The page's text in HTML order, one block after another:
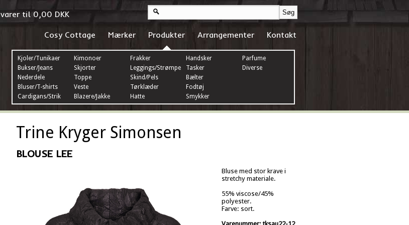
varer til0,00 DKK
Cosy Cottage Mærker Produkter
Kjoler/Tunikaer
Bukser/Jeans
Nederdele
Bluser/T-shirts
Cardigans/Strik
Kimonoer
Skjorter
Toppe
Veste
Blazere/Jakke
Frakker
Leggings/Strømper
Skind/Pels
Tørklæder
Hatte
Handsker
Tasker
Bælter
Fodtøj
Smykker
Parfume
Diverse
Arrangementer Kontakt
Trine Kryger Simonsen
BLOUSE LEE
Bluse med stor krave i
stretchy materiale.
55% viscose/45%
polyester.
Farve: sort.